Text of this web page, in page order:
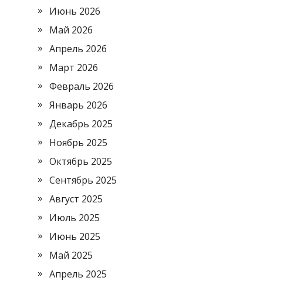
Июнь 2026
Май 2026
Апрель 2026
Март 2026
Февраль 2026
Январь 2026
Декабрь 2025
Ноябрь 2025
Октябрь 2025
Сентябрь 2025
Август 2025
Июль 2025
Июнь 2025
Май 2025
Апрель 2025